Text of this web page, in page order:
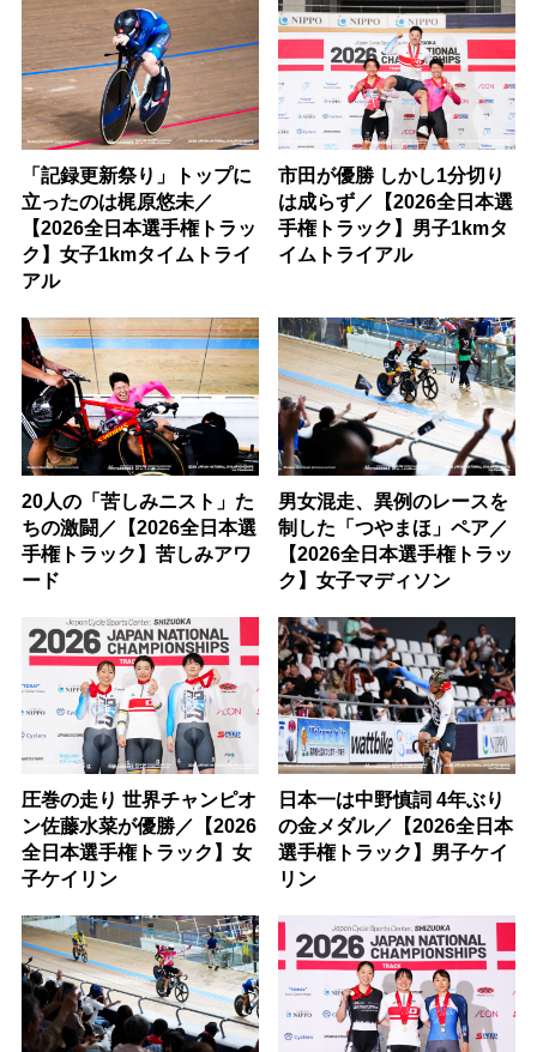
「記録更新祭り」トップに
立ったのは梶原悠未／
【2026全日本選手権トラッ
ク】女子1kmタイムトライ
アル
市田が優勝 しかし1分切り
は成らず／【2026全日本選
手権トラック】男子1kmタ
イムトライアル
20人の「苦しみニスト」た
ちの激闘／【2026全日本選
手権トラック】苦しみアワ
ード
男女混走、異例のレースを
制した「つやまほ」ペア／
【2026全日本選手権トラッ
ク】女子マディソン
圧巻の走り 世界チャンピオ
ン佐藤水菜が優勝／【2026
全日本選手権トラック】女
子ケイリン
日本一は中野慎詞 4年ぶり
の金メダル／【2026全日本
選手権トラック】男子ケイ
リン